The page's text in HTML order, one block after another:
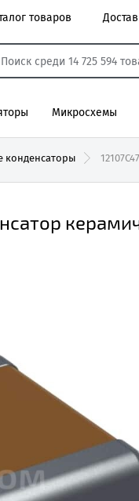
товаров
Микросхемы
конденсаторы